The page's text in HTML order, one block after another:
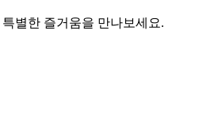
별한 즐거움을 만나보세요.